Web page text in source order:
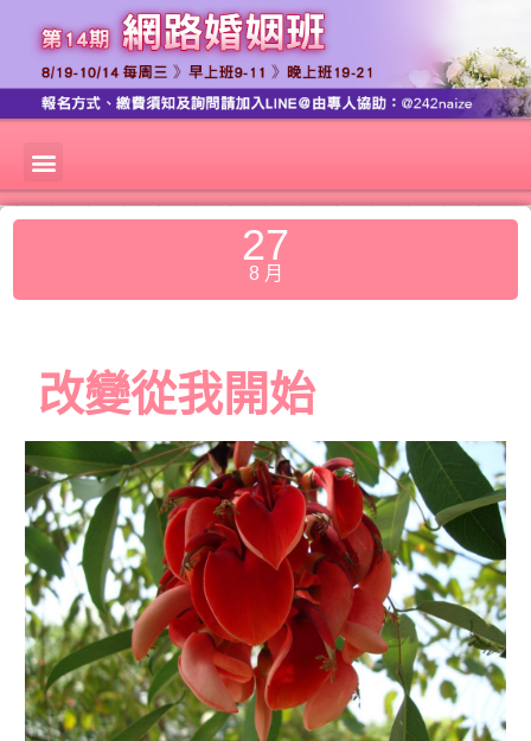
27
8 月
改變從我開始